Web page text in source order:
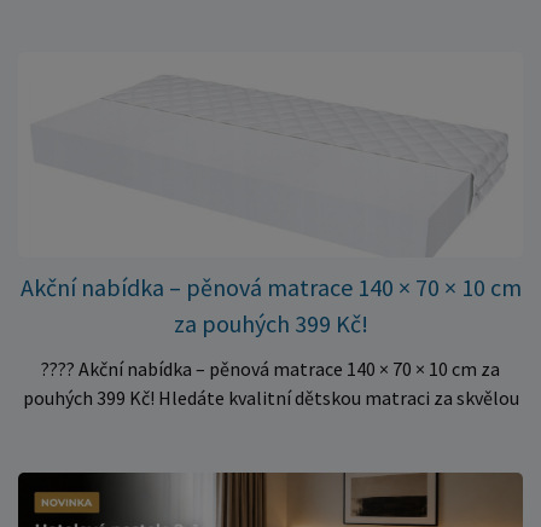
množství kusů, proto můžeme objednávky rychle expedovat.
Vyberte si vhodný rozměr a dopřejte své matraci kvalitní
podklad za výhodnou cenu.
Akční nabídka – pěnová matrace 140 × 70 × 10 cm
za pouhých 399 Kč!
???? Akční nabídka – pěnová matrace 140 × 70 × 10 cm za
pouhých 399 Kč! Hledáte kvalitní dětskou matraci za skvělou
✅ Pohodlné pěnové jádro pro komfortní spánek dítěte ✅
Skvělá volba do dětských postýlek ✅ Výjimečně výhodná cena